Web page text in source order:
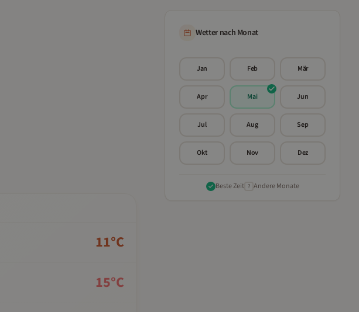
11°C
15°C
Wetter nach Monat
Jan Feb Mär
Apr Mai Jun
Jul Aug Sep
Okt Nov Dez
Beste Zeit ? Andere Monate